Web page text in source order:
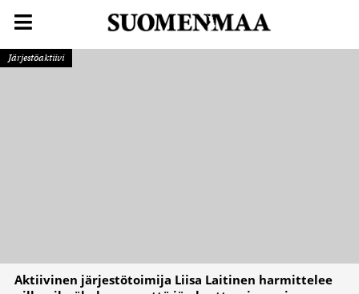
Järjestöaktiivi
Aktiivinen järjestötoimija Liisa Laitinen harmittelee